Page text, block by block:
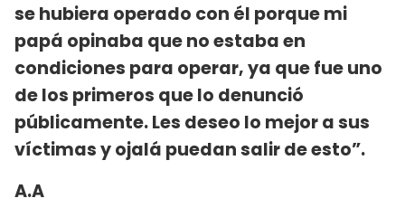
se hubiera operado con él porque mi
papá opinaba que no estaba en
condiciones para operar, ya que fue uno
de los primeros que lo denunció
públicamente. Les deseo lo mejor a sus
víctimas y ojalá puedan salir de esto”.
A.A